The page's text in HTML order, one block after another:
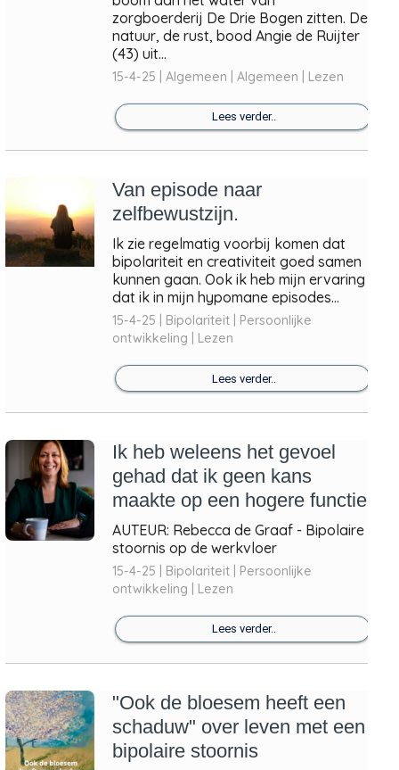
zorgboerderij De Drie Bogen zitten. De
natuur, de rust, bood Angie de Ruijter
(43) uit...
15-4-25 | Algemeen | Algemeen | Lezen
Lees verder..
Van episode naar
zelfbewustzijn.
Ik zie regelmatig voorbij komen dat
bipolariteit en creativiteit goed samen
kunnen gaan. Ook ik heb mijn ervaring
dat ik in mijn hypomane episodes...
15-4-25 | Bipolariteit | Persoonlijke
ontwikkeling | Lezen
Lees verder..
Ik heb weleens het gevoel
gehad dat ik geen kans
maakte op een hogere functie
AUTEUR: Rebecca de Graaf - Bipolaire
stoornis op de werkvloer
15-4-25 | Bipolariteit | Persoonlijke
ontwikkeling | Lezen
Lees verder..
"Ook de bloesem heeft een
schaduw" over leven met een
bipolaire stoornis